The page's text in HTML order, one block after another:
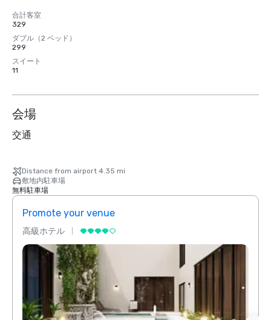
合計客室
329
ダブル（2 ベッド）
299
スイート
11
会場
交通
Distance from airport 4.35 mi
敷地内駐車場
無料駐車場
Promote your venue
高級ホテル